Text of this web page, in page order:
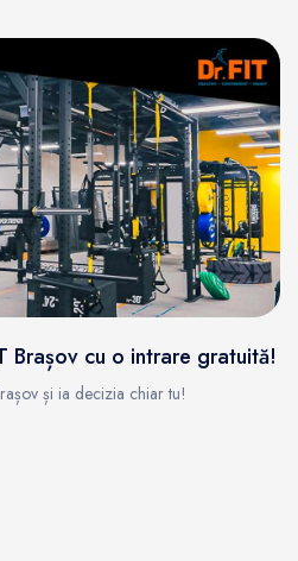
Brașov cu o intrare gratuită!
și ia decizia chiar tu!